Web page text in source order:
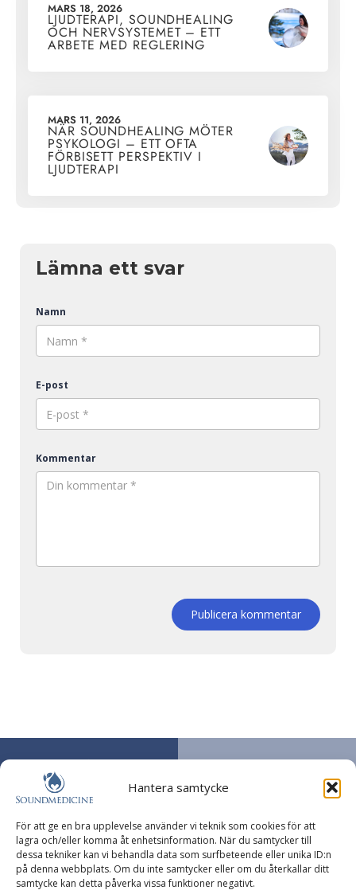
Hantera samtycke
För att ge en bra upplevelse använder vi teknik som cookies för att
lagra och/eller komma åt enhetsinformation. När du samtycker till
dessa tekniker kan vi behandla data som surfbeteende eller unika ID:n
på denna webbplats. Om du inte samtycker eller om du återkallar ditt
samtycke kan detta påverka vissa funktioner negativt.
MARS 18, 2026
LJUDTERAPI, SOUNDHEALING
OCH NERVSYSTEMET – ETT
ARBETE MED REGLERING
MARS 11, 2026
NÄR SOUNDHEALING MÖTER
PSYKOLOGI – ETT OFTA
FÖRBISETT PERSPEKTIV I
LJUDTERAPI
Lämna ett svar
Namn
E-post
Kommentar
Publicera kommentar
HITTA HIT
Erika Norgren,
Soundmedicine
Skyttegatan 6A
891 62 Örnsköldsvik
KONTAKT
Telefon: 070-2500029
Yogahälsan
– Alla rättigheter
av Kimsoft Media